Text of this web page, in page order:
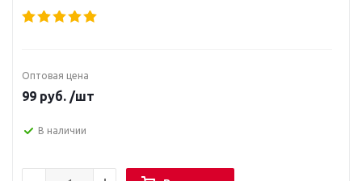
Оптовая цена
99 руб. /шт
В наличии